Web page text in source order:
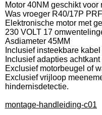
Motor 40NM geschikt
Was vroeger R40/17P
Elektronische motor met
230 VOLT 17
Asdiameter 45MM
Inclusief insteekbare
Inclusief adapties achtkant
Exclusief motorbeugel of
Exclusief vrijloop
hindernisdetectie.
montage-handleiding-c01